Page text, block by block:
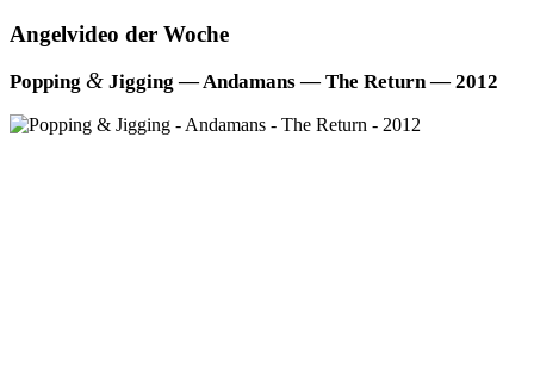
Angelvideo der Woche
Pop­ping & Jig­ging — Anda­mans — The Return — 2012